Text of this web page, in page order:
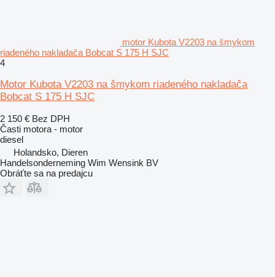
motor Kubota V2203 na šmykom
riadeného nakladača Bobcat S 175 H SJC
4
Motor Kubota V2203 na šmykom riadeného nakladača
Bobcat S 175 H SJC
2 150 € Bez DPH
Časti motora - motor
diesel
Holandsko, Dieren
Handelsonderneming Wim Wensink BV
Obráťte sa na predajcu